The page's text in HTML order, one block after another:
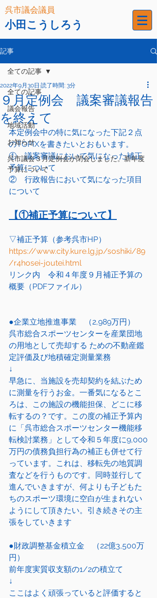
呉市議会議員
小田こうしろう
記事
全ての記事
議会報告
地域活動
お知らせ
呉市議会３月定例会が閉会しました。新年度
予算について
全ての記事
９月定例会 議案審議報告
を終えて
2022年9月30日 読了時間: 3分
本定例会中の特に気になった下記２点
のTOPIXを書きたいとおもいます。
①    議案審議において気になった補正
予算について
②    行政報告において気になった項目
について
【①補正予算について】
▽補正予算（参考呉市HP）
https://www.city.kure.lg.jp/soshiki/89
/r4hosei-joutei.html
リンク内　令和４年度９月補正予算の
概要（PDFファイル）
●企業立地推進事業　（2,989万円）
呉市総合スポーツセンターを産業団地
の用地として売却する ための不動産鑑
定評価及び地積確定測量業務
↓
早急に、当施設を売却契約を結ぶため
に測量を行うお金。一番気になるとこ
ろは、この施設の機能担保、どこに移
転するの？です。この度の補正予算内
に「呉市総合スポーツセンター機能移
転検討業務」として令和５年度に9,000
万円の債務負担行為の補正も併せて行
っています。これは、移転先の地質調
査などを行うものです。同時並行して
進んでいきますが、何よりも子どもた
ちのスポーツ環境に空白が生まれない
ようにして頂きたい。引き続きその主
張をしていきます
●財政調整基金積立金　（22億3,500万
円）
前年度実質収支額の1/2の積立て
↓
ここはよく頑張っていると評価すると